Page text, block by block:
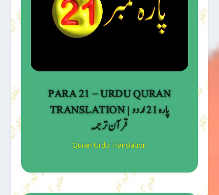
PARA 21 – URDU QURAN
TRANSLATION | پارہ 21 اردو
قرآن ترجمہ
Quran Urdu Translation